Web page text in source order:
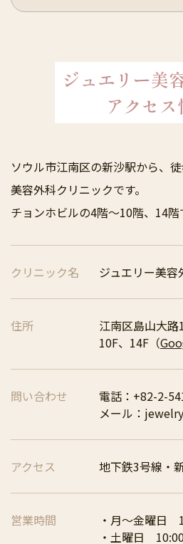
ジュエリー美
アクセス
ソウル市江南区の新沙駅から、
美容外科クリニックです。
チョンホビルの4階～10階、14階
クリニック名 ジュエリー美容
住所
江南区島山大
10F、14F（
問い合わせ
電話：+82-2-
メール：
アクセス 地下鉄3号線・
営業時間
・月〜金曜日
・土曜日